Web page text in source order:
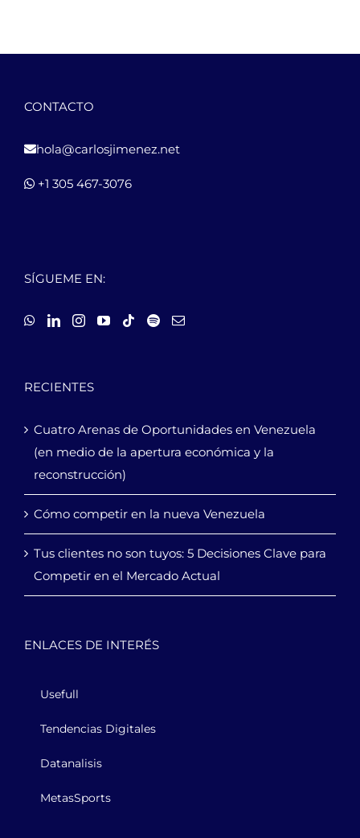
CONTACTO
hola@carlosjimenez.net
+1 305 467-3076
SÍGUEME EN:
RECIENTES
Cuatro Arenas de Oportunidades en Venezuela
(en medio de la apertura económica y la
reconstrucción)
Cómo competir en la nueva Venezuela
Tus clientes no son tuyos: 5 Decisiones Clave para
Competir en el Mercado Actual
ENLACES DE INTERÉS
Usefull
Tendencias Digitales
Datanalisis
MetasSports